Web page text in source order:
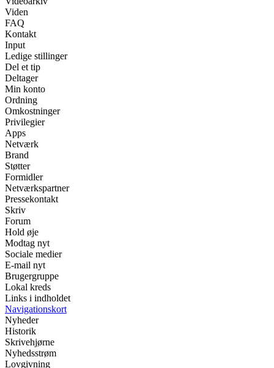
Viden
FAQ
Kontakt
Input
Ledige stillinger
Del et tip
Deltager
Min konto
Ordning
Omkostninger
Privilegier
Apps
Netværk
Brand
Støtter
Formidler
Netværkspartner
Pressekontakt
Skriv
Forum
Hold øje
Modtag nyt
Sociale medier
E-mail nyt
Brugergruppe
Lokal kreds
Links i indholdet
Navigationskort
Nyheder
Historik
Skrivehjørne
Nyhedsstrøm
Lovgivning